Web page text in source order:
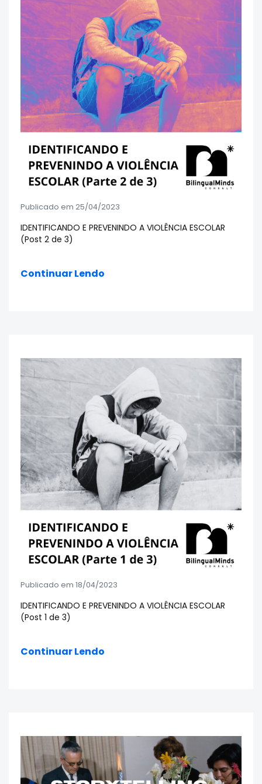
Publicado em 25/04/2023
IDENTIFICANDO E PREVENINDO A VIOLÊNCIA ESCOLAR
(Post 2 de 3)
Continuar Lendo
Publicado em 18/04/2023
IDENTIFICANDO E PREVENINDO A VIOLÊNCIA ESCOLAR
(Post 1 de 3)
Continuar Lendo